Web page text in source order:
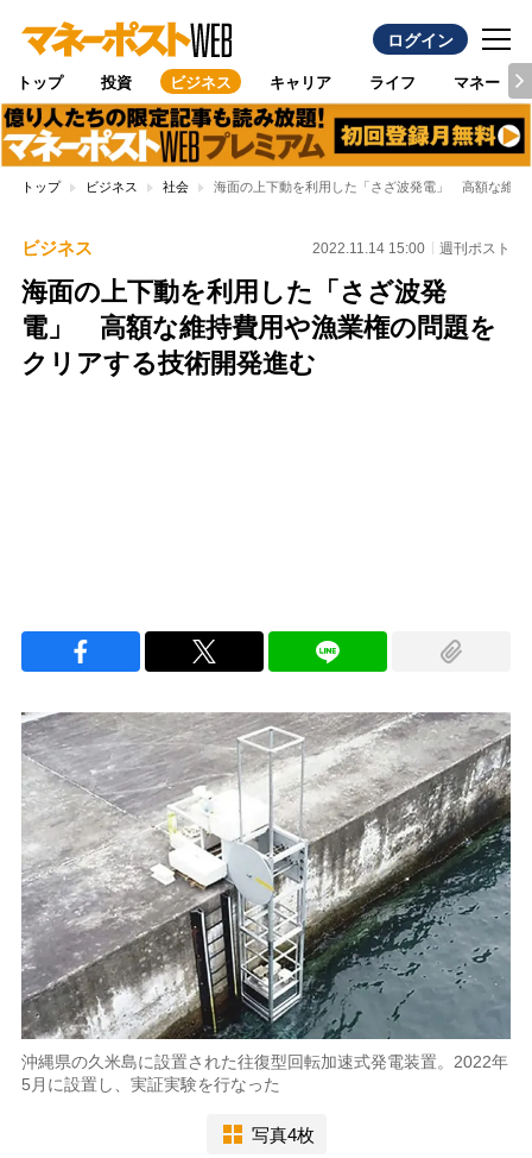
ログイン
トップ 投資 ビジネス キャリア ライフ マネー
トップ ビジネス 社会 海面の上下動を利用した「さざ波発電」 高額な維持
ビジネス 2022.11.14 15:00 週刊ポスト
海面の上下動を利用した「さざ波発
電」 高額な維持費用や漁業権の問題を
クリアする技術開発進む
沖縄県の久米島に設置された往復型回転加速式発電装置。2022年
5月に設置し、実証実験を行なった
写真4枚